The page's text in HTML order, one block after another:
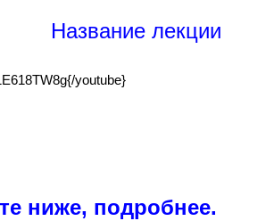
лекции
{/youtube}
ниже, подробнее.